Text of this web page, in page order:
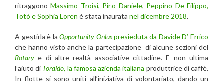
ritraggonoMassimo Troisi, Pino Daniele, Peppino De Filippo,
Totò e Sophia Loren è stata inaurata nel dicembre 2018.
A gestirla è laOpportunity Onlus presieduta da Davide D’ Errico
che hanno visto anche la partecipazione di alcune sezioni del
Rotary e di altre realtà associative cittadine. E non ultima
l’aiuto di Toraldo, la famosa azienda italiana produttrice di caffè.
In flotte si sono uniti all’iniziativa di volontariato, dando un